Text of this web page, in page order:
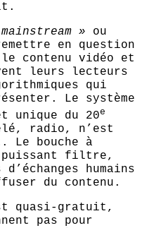
» ou
en question
le contenu vidéo et
leurs lecteurs
qui
Le système
unique du 20e
radio, n’est
Le bouche à
puissant filtre,
humains
du contenu.
quasi-gratuit,
pas pour